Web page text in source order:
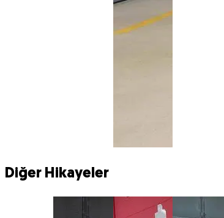
Diğer Hikayeler